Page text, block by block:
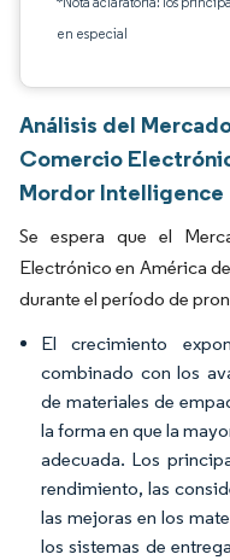
en especial
Análisis del
Comercio
Mordor Intelligence
Se espera que el
Electrónico en América
durante el período de
El crecimiento
combinado con los
de materiales de
la forma en que la
adecuada. Los
rendimiento, las
las mejoras en los
los sistemas de